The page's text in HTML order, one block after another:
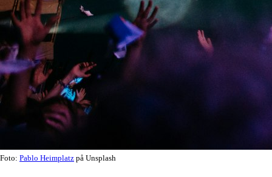
Foto: Pablo Heimplatz på Unsplash